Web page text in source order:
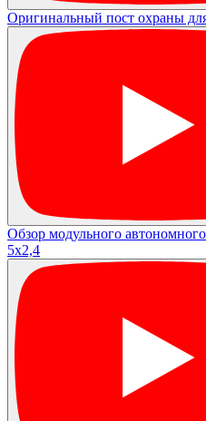
Оригинальный пост охраны
Обзор модульного
5х2,4